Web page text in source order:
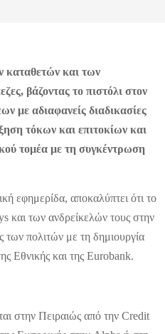
καταθετών και των
βάζοντας το πιστόλι στον
με αδιαφανείς διαδικασίες
τόκων και επιτοκίων και
τομέα με τη συγκέντρωση
εφημερίδα, αποκαλύπτει ότι το
και των ανδρείκελών τους στην
των πολιτών με τη δημιουργία
Εθνικής και της Eurobank.
στην Πειραιώς από την Credit